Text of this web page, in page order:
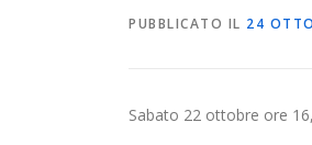
PUBBLICATO IL 24
Sabato 22 ottobre ore